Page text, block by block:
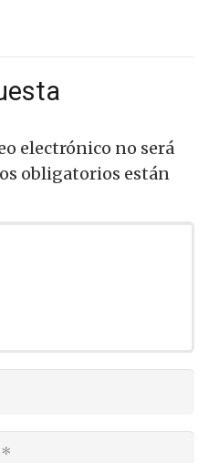
electrónico no será
obligatorios están